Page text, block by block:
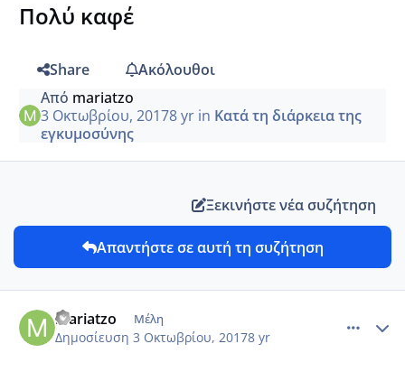
Πολύ καφέ
Share
Ακόλουθοι
Από mariatzo
3 Οκτωβρίου, 20178 yrin Κατά τη διάρκεια της
εγκυμοσύνης
Ξεκινήστε νέα συζήτηση
Απαντήστε σε αυτή τη συζήτηση
mariatzo Μέλη
Δημοσίευση 3 Οκτωβρίου, 20178 yr